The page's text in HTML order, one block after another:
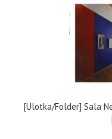
[Ulotka/Folder] Sala